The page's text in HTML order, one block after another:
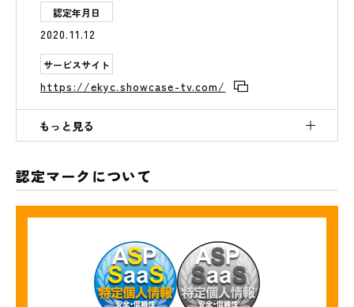
認定年月日
2020.11.12
サービスサイト
https://ekyc.showcase-tv.com/
特個 0001-1712
サービス名称
サービス概要
従業員や個人支払先からのマイナンバーの収集・
保管・廃棄までをセキュアなシステム基盤で実
もっと見る
認定マークについて